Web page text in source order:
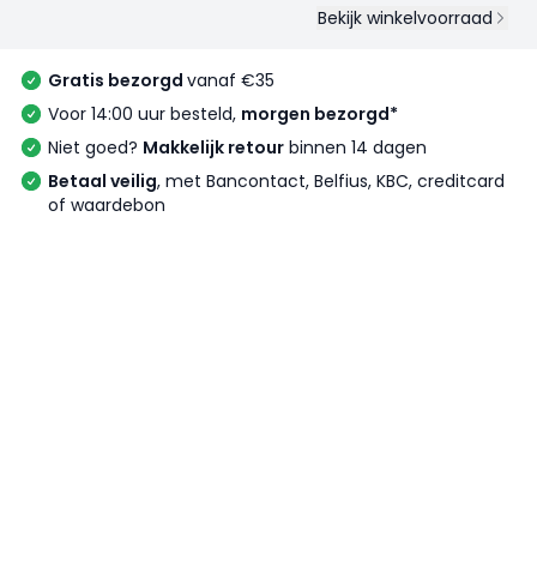
Bekijk winkelvoorraad
Gratis bezorgd vanaf €35
Voor 14:00 uur besteld, morgen bezorgd*
Niet goed? Makkelijk retour binnen 14 dagen
Betaal veilig, met Bancontact, Belfius, KBC, creditcard
of waardebon